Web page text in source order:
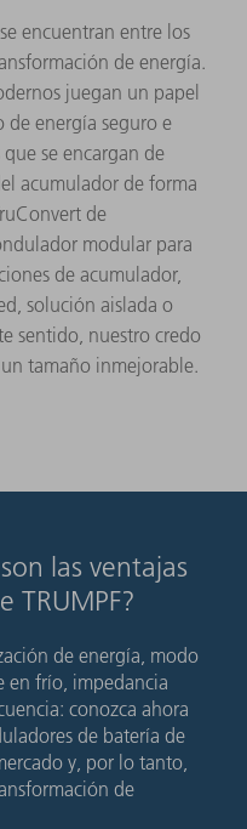
encuentran entre los
de energía.
juegan un papel
energía seguro e
se encargan de
acumulador de forma
de
modular para
de acumulador,
solución aislada o
sentido, nuestro credo
tamaño inmejorable.
las ventajas
TRUMPF?
de energía, modo
en frío, impedancia
conozca ahora
de batería de
y, por lo tanto,
de